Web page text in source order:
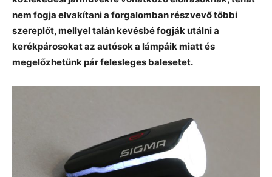
nem fogja elvakítani a forgalomban részvevő többi
szereplőt, mellyel talán kevésbé fogják utálni a
kerékpárosokat az autósok a lámpáik miatt és
megelőzhetünk pár felesleges balesetet.